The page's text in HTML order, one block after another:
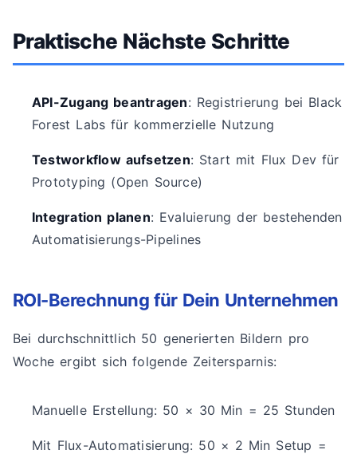
Praktische Nächste Schritte
API-Zugang beantragen: Registrierung bei Black
Forest Labs für kommerzielle Nutzung
Testworkflow aufsetzen: Start mit Flux Dev für
Prototyping (Open Source)
Integration planen: Evaluierung der bestehenden
Automatisierungs-Pipelines
ROI-Berechnung für Dein Unternehmen
Bei durchschnittlich 50 generierten Bildern pro
Woche ergibt sich folgende Zeitersparnis:
Manuelle Erstellung: 50 × 30 Min = 25 Stunden
Mit Flux-Automatisierung: 50 × 2 Min Setup =